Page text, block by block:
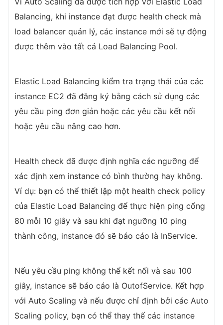
Balancing, khi instance đạt được health check mà
load balancer quản lý, các instance mới sẽ tự động
được thêm vào tất cả Load Balancing Pool.
Elastic Load Balancing kiểm tra trạng thái của các
instance EC2 đã đăng ký bằng cách sử dụng các
yêu cầu ping đơn giản hoặc các yêu cầu kết nối
hoặc yêu cầu nâng cao hơn.
Health check đã được định nghĩa các ngưỡng để
xác định xem instance có bình thường hay không.
Ví dụ: bạn có thể thiết lập một health check policy
của Elastic Load Balancing để thực hiện ping cổng
80 mỗi 10 giây và sau khi đạt ngưỡng 10 ping
thành công, instance đó sẽ báo cáo là InService.
Nếu yêu cầu ping không thể kết nối và sau 100
giây, instance sẽ báo cáo là OutofService. Kết hợp
với Auto Scaling và nếu được chỉ định bởi các Auto
Scaling policy, bạn có thể thay thế các instance